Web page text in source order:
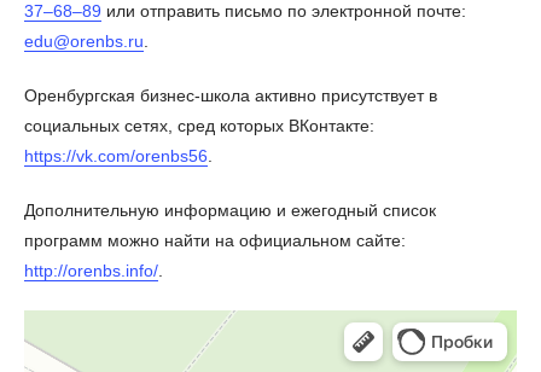
37‒68‒89 или отправить письмо по электронной почте:
edu@orenbs.ru
Оренбургская бизнес-школа активно присутствует в
социальных сетях, сред которых ВКонтакте:
https://vk.com/orenbs56
Дополнительную информацию и ежегодный список
программ можно найти на официальном сайте:
http://orenbs.info/